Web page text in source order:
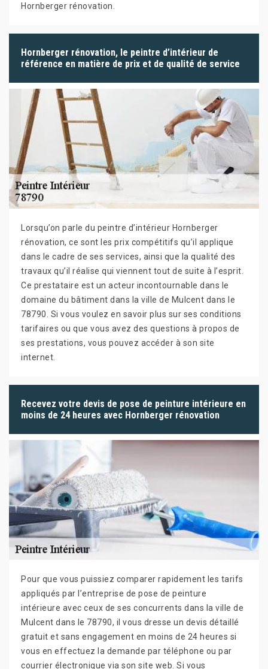
Hornberger rénovation.
Hornberger rénovation, le peintre d’intérieur de
référence en matière de prix et de qualité de service
Lorsqu’on parle du peintre d’intérieur Hornberger
rénovation, ce sont les prix compétitifs qu’il applique
dans le cadre de ses services, ainsi que la qualité des
travaux qu’il réalise qui viennent tout de suite à l’esprit.
Ce prestataire est un acteur incontournable dans le
domaine du bâtiment dans la ville de Mulcent dans le
78790. Si vous voulez en savoir plus sur ses conditions
tarifaires ou que vous avez des questions à propos de
ses prestations, vous pouvez accéder à son site
internet.
Recevez votre devis de pose de peinture intérieure en
moins de 24 heures avec Hornberger rénovation
Pour que vous puissiez comparer rapidement les tarifs
appliqués par l’entreprise de pose de peinture
intérieure avec ceux de ses concurrents dans la ville de
Mulcent dans le 78790, il vous dresse un devis détaillé
gratuit et sans engagement en moins de 24 heures si
vous en effectuez la demande par téléphone ou par
courrier électronique via son site web. Si vous